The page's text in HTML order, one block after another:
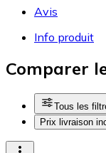
Avis
Info produit
Comparer
Tous les
Prix livraison